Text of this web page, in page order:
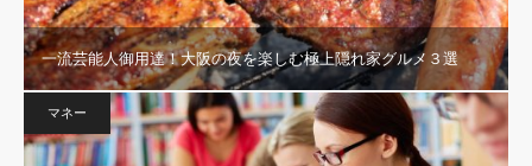
一流芸能人御用達！大阪の夜を楽しむ極上隠れ家グルメ３選
マネー